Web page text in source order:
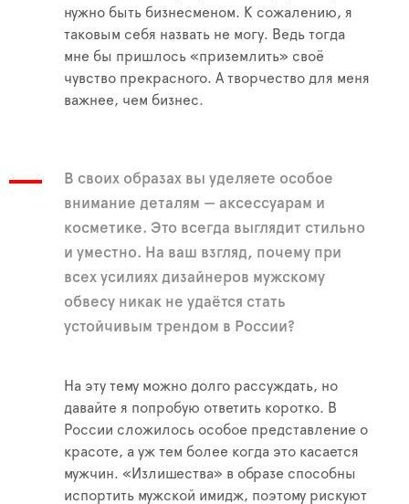
нужно быть бизнесменом. К сожалению, я
таковым себя назвать не могу. Ведь тогда
мне бы пришлось «приземлить» своё
чувство прекрасного. А творчество для меня
важнее, чем бизнес.
В своих образах вы уделяете особое
внимание деталям — аксессуарам и
косметике. Это всегда выглядит стильно
и уместно. На ваш взгляд, почему при
всех усилиях дизайнеров мужскому
обвесу никак не удаётся стать
устойчивым трендом в России?
На эту тему можно долго рассуждать, но
давайте я попробую ответить коротко. В
России сложилось особое представление о
красоте, а уж тем более когда это касается
мужчин. «Излишества» в образе способны
испортить мужской имидж, поэтому рискуют